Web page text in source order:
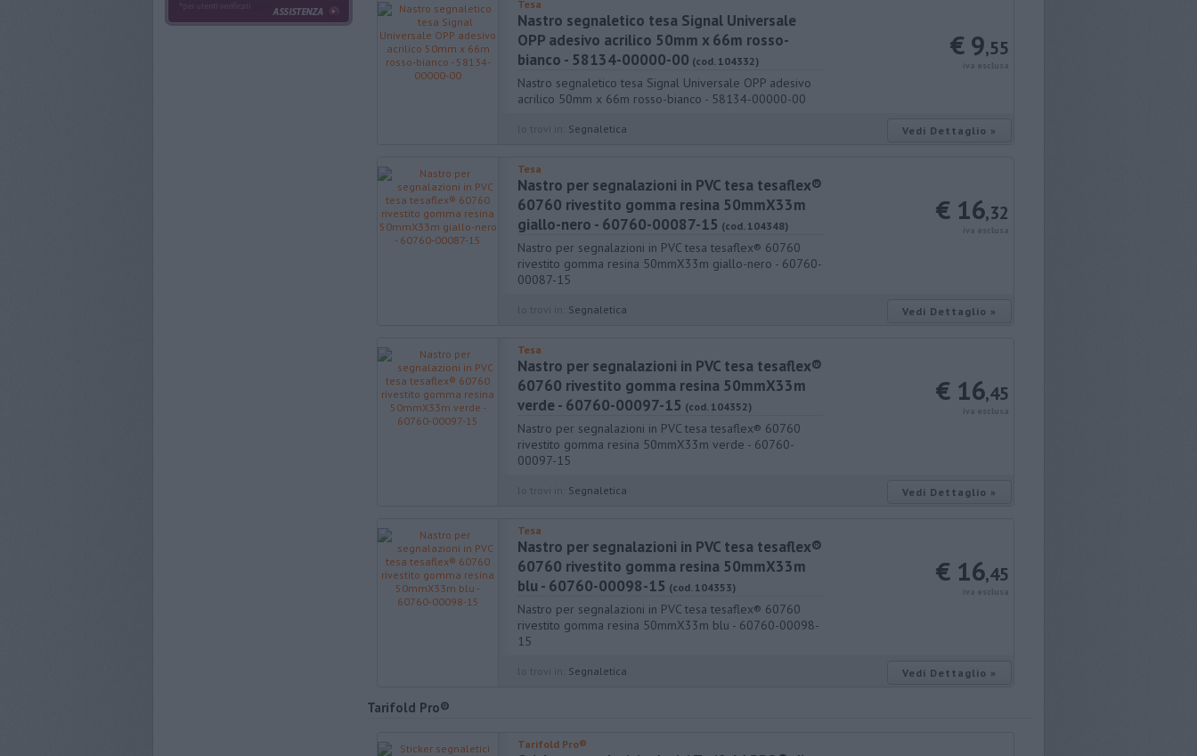
Tesa
Nastro segnaletico tesa Signal Universale
OPP adesivo acrilico 50mm x 66m rosso-
bianco - 58134-00000-00 (cod. 104332)
Nastro segnaletico tesa Signal Universale OPP adesivo
acrilico 50mm x 66m rosso-bianco - 58134-00000-00
€ 9,55
iva esclusa
Segnaletica Vedi Dettaglio »
Tesa
Nastro per segnalazioni in PVC tesa tesaflex®
60760 rivestito gomma resina 50mmX33m
giallo-nero - 60760-00087-15 (cod. 104348)
Nastro per segnalazioni in PVC tesa tesaflex® 60760
rivestito gomma resina 50mmX33m giallo-nero - 60760-
00087-15
€ 16,32
iva esclusa
Segnaletica Vedi Dettaglio »
Tesa
Nastro per segnalazioni in PVC tesa tesaflex®
60760 rivestito gomma resina 50mmX33m
verde - 60760-00097-15 (cod. 104352)
Nastro per segnalazioni in PVC tesa tesaflex® 60760
rivestito gomma resina 50mmX33m verde - 60760-
00097-15
€ 16,45
iva esclusa
Segnaletica Vedi Dettaglio »
Tesa
Nastro per segnalazioni in PVC tesa tesaflex®
60760 rivestito gomma resina 50mmX33m
blu - 60760-00098-15 (cod. 104353)
Nastro per segnalazioni in PVC tesa tesaflex® 60760
rivestito gomma resina 50mmX33m blu - 60760-00098-
15
€ 16,45
iva esclusa
Segnaletica Vedi Dettaglio »
Tarifold Pro®
Tarifold Pro®